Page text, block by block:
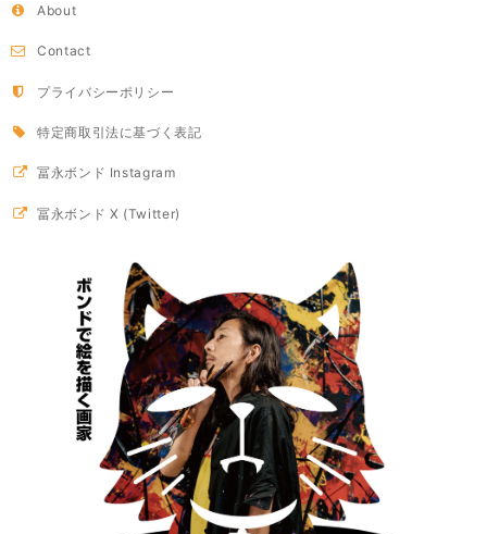
About
Contact
プライバシーポリシー
特定商取引法に基づく表記
冨永ボンド Instagram
冨永ボンド X (Twitter)